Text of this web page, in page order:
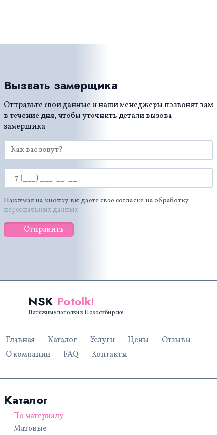
Вызвать замерщика
Отправьте свои данные и наши менеджеры позвонят вам
в течение дня, чтобы уточнить детали вызова
замерщика
Нажимая на кнопку вы даете свое согласие на обработку
персональных данных
Отправить
NSK Potolki
Натяжные потолки в Новосибирске
Главная Каталог Услуги Цены
Отзывы
О компании
FAQ Контакты
Каталог
По материалу
Матовые